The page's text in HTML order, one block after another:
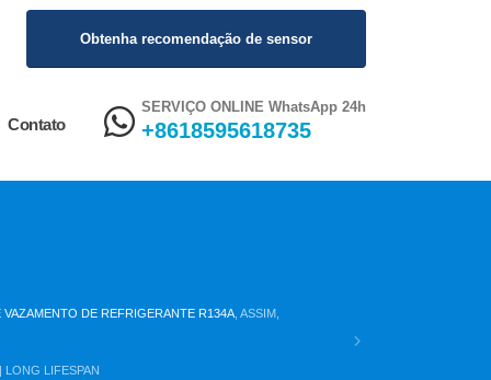
Obtenha recomendação de sensor
Contato
SERVIÇO ONLINE WhatsApp 24h
+8618595618735
VAZAMENTO DE REFRIGERANTE R134A, ASSIM,
LONG LIFESPAN